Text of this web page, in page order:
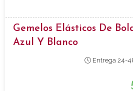
Gemelos Elásticos De
Azul Y Blanco
Entrega 24-